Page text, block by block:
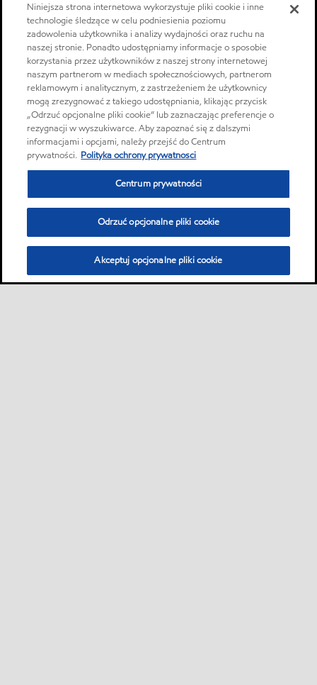
Niniejsza strona internetowa wykorzystuje pliki cookie i inne
technologie śledzące w celu podniesienia poziomu
zadowolenia użytkownika i analizy wydajności oraz ruchu na
naszej stronie. Ponadto udostępniamy informacje o sposobie
korzystania przez użytkowników z naszej strony internetowej
naszym partnerom w mediach społecznościowych, partnerom
reklamowym i analitycznym, z zastrzeżeniem że użytkownicy
mogą zrezygnować z takiego udostępniania, klikając przycisk
„Odrzuć opcjonalne pliki cookie” lub zaznaczając preferencje o
rezygnacji w wyszukiwarce. Aby zapoznać się z dalszymi
informacjami i opcjami, należy przejść do Centrum
prywatności. Polityka ochrony prywatnosci
Centrum prywatności
Odrzuć opcjonalne pliki cookie
Akceptuj opcjonalne pliki cookie